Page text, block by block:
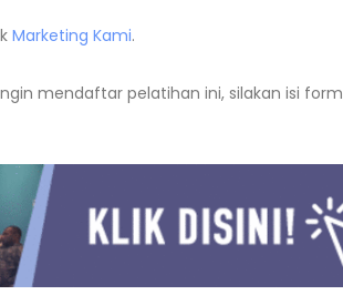
Marketing Kami.
mendaftar pelatihan ini, silakan isi form